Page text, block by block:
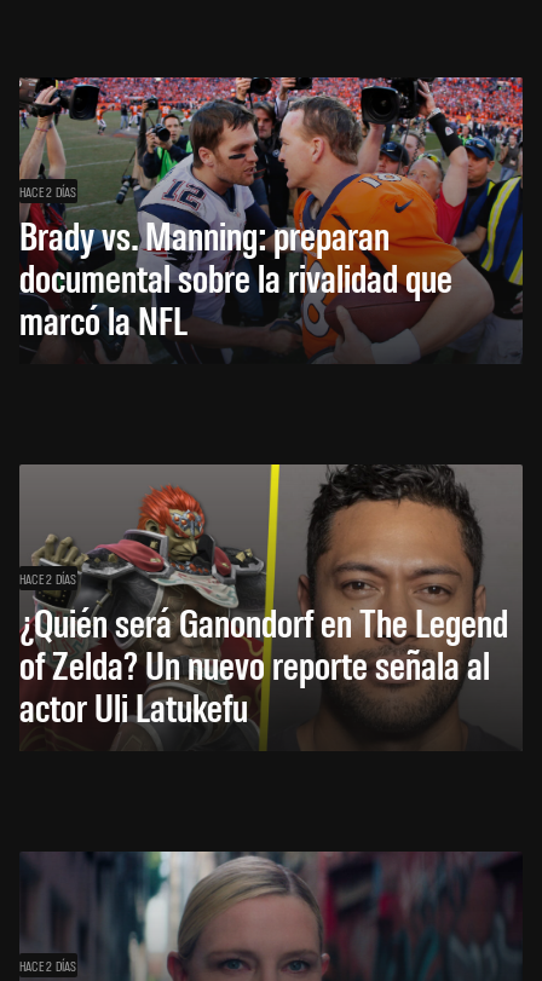
HACE 2 DÍAS
Brady vs. Manning: preparan
documental sobre la rivalidad que
marcó la NFL
HACE 2 DÍAS
¿Quién será Ganondorf en The Legend
of Zelda? Un nuevo reporte señala al
actor Uli Latukefu
HACE 2 DÍAS